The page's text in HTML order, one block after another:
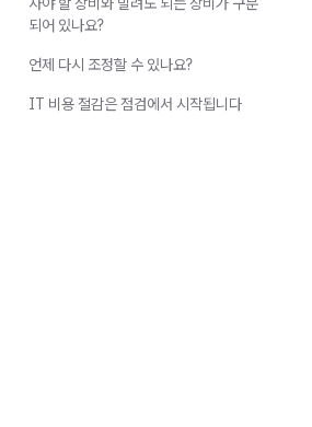
되어 있나요?
언제 다시 조정할 수 있나요?
IT 비용 절감은 점검에서 시작됩니다